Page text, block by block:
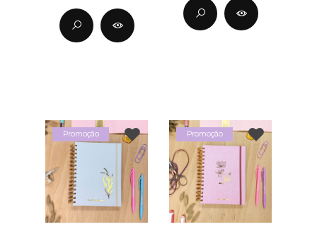
Promoção Promoção